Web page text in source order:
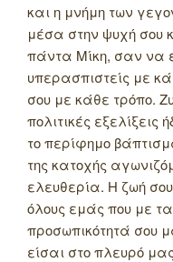
και η μνήμη των
μέσα στην ψυχή σου
πάντα Μίκη, σαν να
υπερασπιστείς με
σου με κάθε τρόπο.
πολιτικές
το περίφημο
της κατοχής
ελευθερία. Η ζωή
όλους εμάς που με
προσωπικότητά σου
είσαι στο πλευρό